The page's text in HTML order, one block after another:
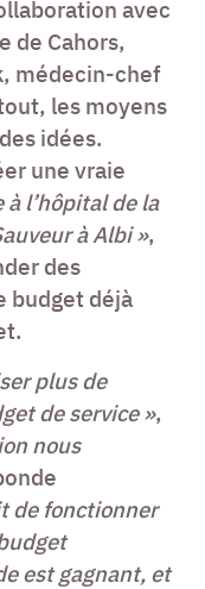
avec
de Cahors,
médecin-chef
les moyens
idées.
une vraie
à l’hôpital de la
à Albi »,
des
budget déjà
plus de
de service »,
nous
de fonctionner
est gagnant, et